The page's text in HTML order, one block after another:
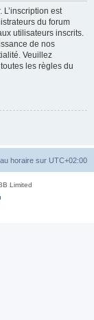
est
du forum
utilisateurs inscrits.
de nos
Veuillez
les règles du
horaire sur UTC+02:00
Limited